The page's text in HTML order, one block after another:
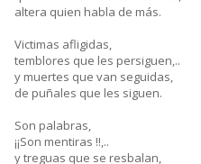
altera quien habla de más.
Victimas afligidas,
temblores que les persiguen,..
y muertes que van seguidas,
de puñales que les siguen.
Son palabras,
¡¡Son mentiras !!,..
y treguas que se resbalan,